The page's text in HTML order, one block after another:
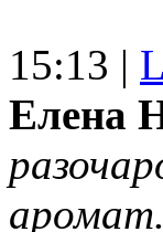
15:13 |
Елена